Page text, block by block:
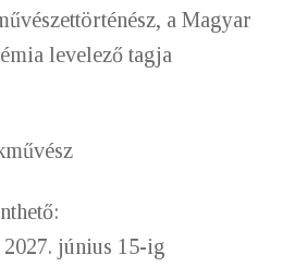
a Magyar
levelező tagja
június 15-ig